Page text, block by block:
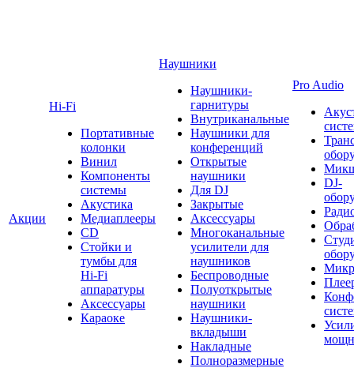
Акции
Hi-Fi
Портативные
колонки
Винил
Компоненты
системы
Акустика
Медиаплееры
CD
Стойки и
тумбы для
Hi-Fi
аппаратуры
Аксессуары
Караоке
Наушники
Наушники-
гарнитуры
Внутриканальные
Наушники для
конференций
Открытые
наушники
Для DJ
Закрытые
Аксессуары
Многоканальные
усилители для
наушников
Беспроводные
Полуоткрытые
наушники
Наушники-
вкладыши
Накладные
Полноразмерные
Pro Audio
DJ-